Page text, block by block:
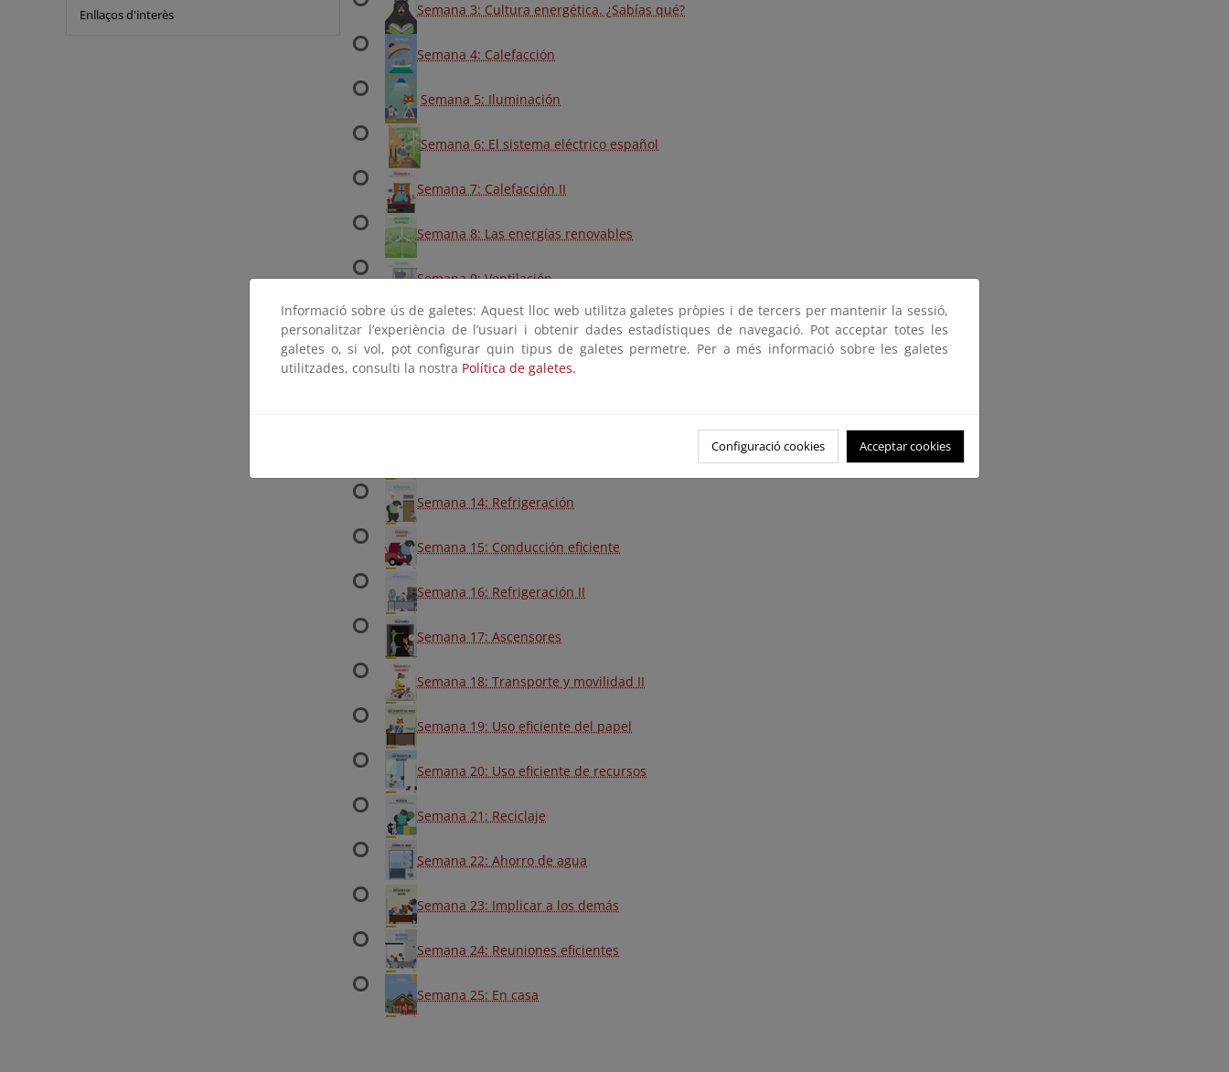
Enllaços d'interès Semana 3: Cultura energética. ¿Sabías qué?
Semana 4: Calefacción
Semana 5: Iluminación
Semana 6: El sistema eléctrico español
Semana 7: Calefacción II
Semana 8: Las energías renovables
Semana 9: Ventilación
Semana 10: Equipos ofimáticos
Semana 11: Equipos eléctricos
Semana 14: Refrigeración
Semana 15: Conducción eficiente
Semana 16: Refrigeración II
Semana 17: Ascensores
Semana 18: Transporte y movilidad II
Semana 19: Uso eficiente del papel
Semana 20: Uso eficiente de recursos
Semana 21: Reciclaje
Semana 22: Ahorro de agua
Semana 23: Implicar a los demás
Semana 24: Reuniones eficientes
Semana 25: En casa
Informació sobre ús de galetes: Aquest lloc web utilitza galetes pròpies i de tercers per mantenir la sessió,
personalitzar l’experiència de l’usuari i obtenir dades estadístiques de navegació. Pot acceptar totes les
galetes o, si vol, pot configurar quin tipus de galetes permetre. Per a més informació sobre les galetes
utilitzades, consulti la nostra Política de galetes.
Configuració cookies Acceptar cookies